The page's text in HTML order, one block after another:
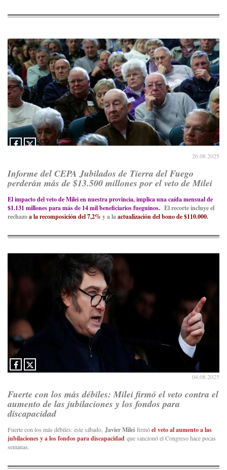
26.08.2025
Informe del CEPA Jubilados de Tierra del Fuego
perderán más de $13.500 millones por el veto de Milei
El impacto del veto de Milei en nuestra provincia, implica una caída mensual de
$1.131 millones para más de 14 mil beneficiarios fueguinos. El recorte incluye el
rechazoa la recomposición del 7,2%y a laactualización del bono de $110.000.
04.08.2025
Fuerte con los más débiles: Milei firmó el veto contra el
aumento de las jubilaciones y los fondos para
discapacidad
Fuerte con los más débiles: este sábado, Javier Milei firmóel vetoal aumento a las
jubilaciones y a los fondos para discapacidad que sancionó el Congreso hace pocas
semanas.